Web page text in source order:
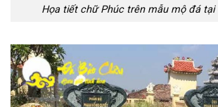
Họa tiết chữ Phúc trên mẫu mộ đá tại